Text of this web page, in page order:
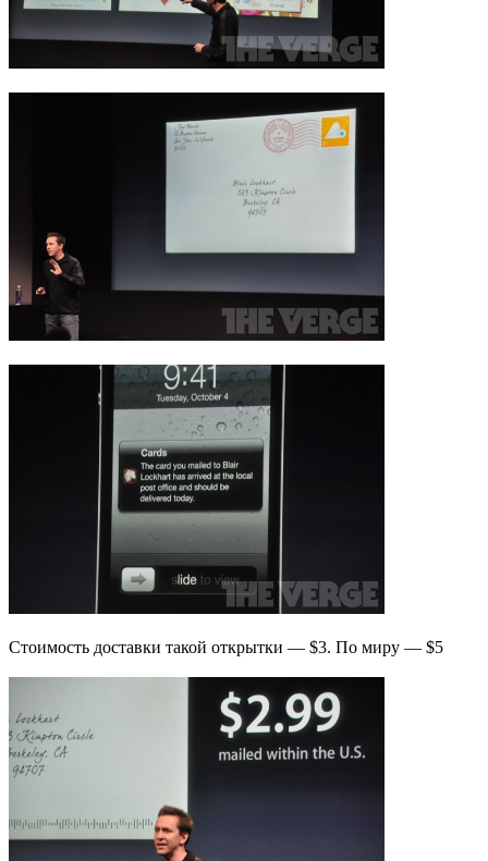
Стоимоcть доставки такой открытки — $3. По миру — $5